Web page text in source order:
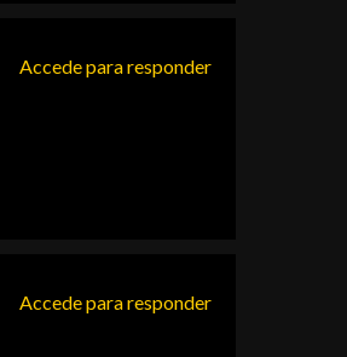
Accede para responder
Accede para responder